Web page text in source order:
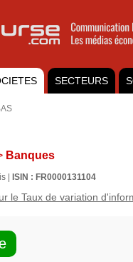
SECTEURS
Banques
|
ISIN : FR0000131104
le Taux de variation